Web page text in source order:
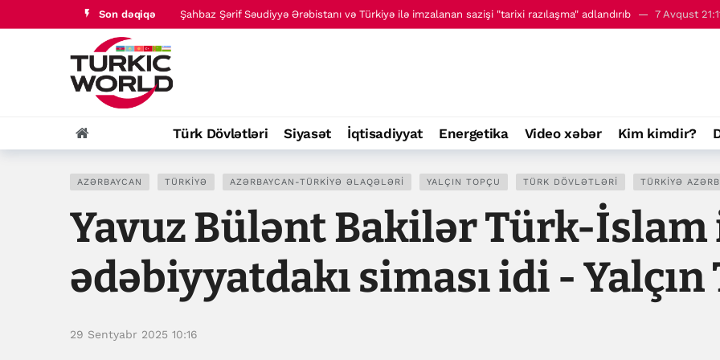
Son dəqiqə Şahbaz Şərif Səudiyyə Ərəbistanı və Türkiyə ilə imzalanan sazişi "tarixi razılaşma" adlandırıb 7 Avqust
Türk Dövlətləri Siyasət İqtisadiyyat Energetika Video xəbər Kim kimdir?
AZƏRBAYCAN TÜRKIYƏ AZƏRBAYCAN-TÜRKIYƏ ƏLAQƏLƏRI YALÇIN TOPÇU TÜRK DÖVLƏTLƏRI TÜRKIYƏ
Yavuz Bülənt Bakilər Türk-İslam
ədəbiyyatdakı siması idi - Yalçın
29 Sentyabr 2025 10:16